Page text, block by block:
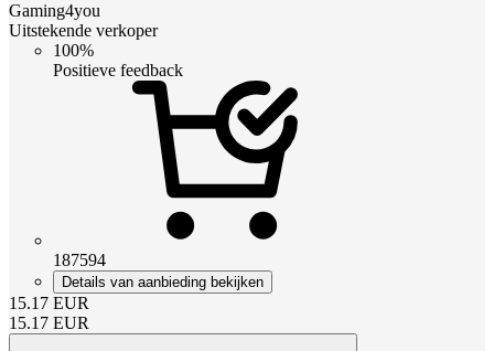
Gaming4you
Uitstekende verkoper
100%
Positieve feedback
187594
Details van aanbieding bekijken
15.17 EUR
15.17 EUR